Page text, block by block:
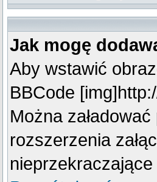
Jak mogę
Aby wstawić
BBCode
Można
rozszerzenia
nieprzekraczające